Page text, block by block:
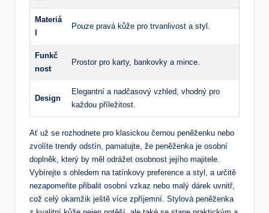
Materiá
Pouze pravá kůže pro trvanlivost a ⁢styl.
Funkč
nost
Prostor pro karty,‍ bankovky a mince.
Design
Elegantní ⁣a⁣ nadčasový vzhled, vhodný pro
každou příležitost.
Ať​ už se rozhodnete pro klasickou černou peněženku nebo
⁢zvolíte trendy odstín, pamatujte, že peněženka je osobní
‌doplněk,‌ který by ⁣měl odrážet⁤ osobnost jejího majitele.
Vybírejte s ohledem na tatínkovy preference a styl, ​a ⁤určitě
nezapomeňte přibalit osobní vzkaz nebo malý dárek uvnitř,
což celý okamžik⁤ ještě​ více ⁢zpříjemní. Stylová peněženka